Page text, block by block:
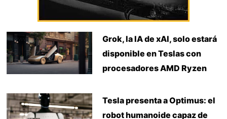
Grok, la IA de xAI, solo estará
disponible en Teslas con
procesadores AMD Ryzen
Tesla presenta a Optimus: el
robot humanoide capaz de